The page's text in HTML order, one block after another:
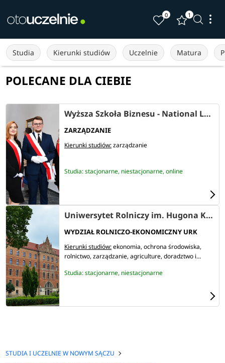
0 1
Studia Kierunki studiów Uczelnie Matura
POLECANE DLA CIEBIE
Wyższa Szkoła Biznesu - National Louis University w Nowym Sączu
ZARZĄDZANIE
Kierunki studiów:zarządzanie
Studia: stacjonarne, niestacjonarne, online
Uniwersytet Rolniczy im. Hugona Kołłątaja w Krakowie
WYDZIAŁ ROLNICZO-EKONOMICZNY URK
Kierunki studiów:ekonomia ochrona środowiska
rolnictwo zarządzanie agriculture doradztwo i
interdisciplinary bioeconomy studies
Studia: stacjonarne, niestacjonarne
STUDIA I UCZELNIE W NOWYM SĄCZU